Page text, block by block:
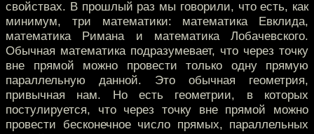
свойствах. В прошлый раз мы говорили, что есть, как
минимум, три математики: математика Евклида,
математика Римана и математика Лобачевского.
Обычная математика подразумевает, что через точку
вне прямой можно провести только одну прямую
параллельную данной. Это обычная геометрия,
привычная нам. Но есть геометрии, в которых
постулируется, что через точку вне прямой можно
провести бесконечное число прямых, параллельных